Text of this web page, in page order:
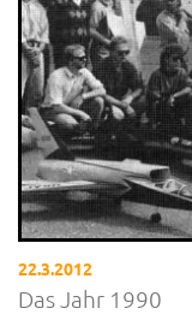
22.3.2012
Das Jahr 1990